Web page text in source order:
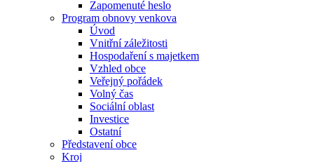
Zapomenuté heslo
Program obnovy venkova
Úvod
Vnitřní záležitosti
Hospodaření s majetkem
Vzhled obce
Veřejný pořádek
Volný čas
Sociální oblast
Investice
Ostatní
Představení obce
Kroj